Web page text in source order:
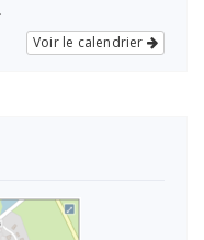
Voir le calendrier